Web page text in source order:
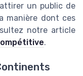
un public de
manière dont ces
notre article
.